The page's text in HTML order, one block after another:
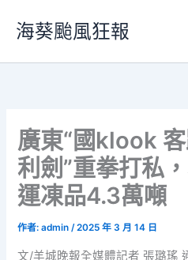
要
海葵颱風狂報
廣東“國klook
利劍”重拳打私
運凍品4.3萬噸
作者:admin/2025 年 3 月 14 日
文/羊城晚報全媒體記者 張璐瑤